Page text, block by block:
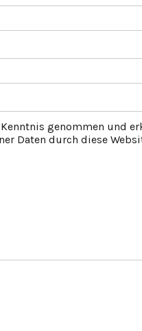
genommen und
Daten durch diese